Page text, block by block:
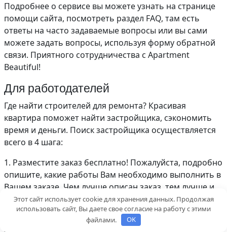
Подробнее о сервисе вы можете узнать на странице
помощи сайта, посмотреть раздел FAQ, там есть
ответы на часто задаваемые вопросы или вы сами
можете задать вопросы, используя форму обратной
связи. Приятного сотрудничества с Apartment
Beautiful!
Для работодателей
Где найти строителей для ремонта? Красивая
квартира поможет найти застройщика, сэкономить
время и деньги. Поиск застройщика осуществляется
всего в 4 шага:
1. Разместите заказ бесплатно! Пожалуйста, подробно
опишите, какие работы Вам необходимо выполнить в
Вашем заказе. Чем лучше описан заказ, тем лучше и
точнее будут цены и предложения застройщиков. При
заказе введите следующую информацию:
Этот сайт использует cookie для хранения данных. Продолжая
использовать сайт, Вы даете свое согласие на работу с этими
файлами.
OK